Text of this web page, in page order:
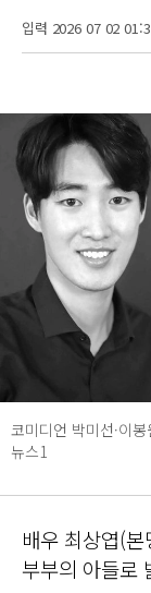
입력 2026 07 02
코미디언 박미선·이
뉴스1
배우 최상엽(
부부의 아들로